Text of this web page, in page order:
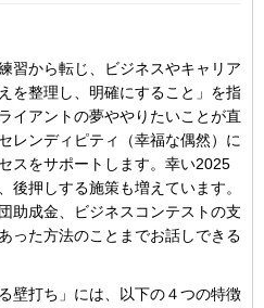
習から転じ、ビジネスやキャリア
を整理し、明確にすること」を指
イアントの夢ややりたいことが直
レンディピティ（幸福な偶然）に
スをサポートします。幸い2025
後押しする施策も増えています。
助成金、ビジネスコンテストの支
った方法のことまでお話しできる
壁打ち」には、以下の４つの特徴